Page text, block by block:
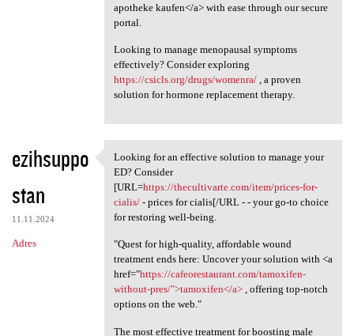
apotheke kaufen</a> with ease through our secure
portal.
Looking to manage menopausal symptoms
effectively? Consider exploring
https://csicls.org/drugs/womenra/, a proven
solution for hormone replacement therapy.
ezihsuppo
stan
11.11.2024
Adres
Looking for an effective
Looking for an effective solution to manage your
ED? Consider
[URL=https://thecultivarte.com/item/prices-for-
cialis/- prices for cialis[/URL - - your go-to choice
for restoring well-being.
"Quest for high-quality, affordable wound
treatment ends here: Uncover your solution with <a
href="https://cafeorestaurant.com/tamoxifen-
without-pres/">tamoxifen</a>, offering top-notch
options on the web."
The most effective treatment for boosting male